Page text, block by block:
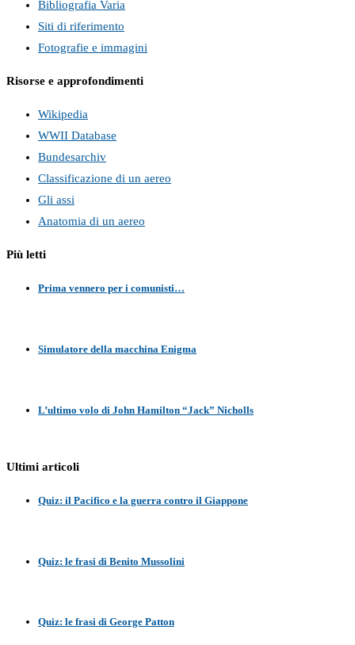
Bibliografia Varia
Siti di riferimento
Fotografie e immagini
Risorse e approfondimenti
Wikipedia
WWII Database
Bundesarchiv
Classificazione di un aereo
Gli assi
Anatomia di un aereo
Più letti
Prima vennero per i comunisti…
Simulatore della macchina Enigma
L’ultimo volo di John Hamilton “Jack” Nicholls
Ultimi articoli
Quiz: il Pacifico e la guerra contro il Giappone
Quiz: le frasi di Benito Mussolini
Quiz: le frasi di George Patton